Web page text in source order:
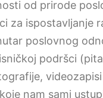
od prirode
za ispostavljanje
poslovnog
podršci
nam sami